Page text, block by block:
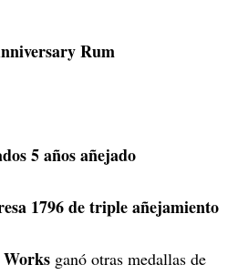
Rum
5 años añejado
1796 de triple añejamiento
ganó otras medallas de